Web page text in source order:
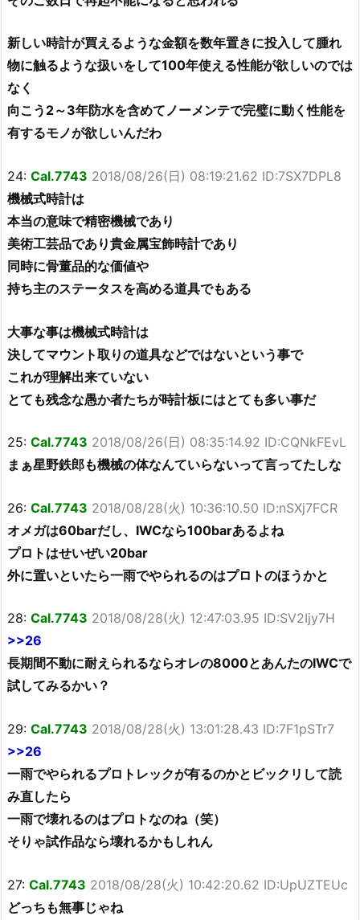
新しい時計が買えるような金額を数年置きに投入して腫れ
物に触るような扱いをして100年使える性能が欲しいのでは
なく
向こう2～3年防水を含めてノーメンテで完璧に動く性能を
有するモノが欲しいんだわ
24: Cal.7743 2018/08/26(日) 08:19:21.62 ID:7SX7DPL8
機械式時計は
本当の意味で精密機械であり
美術工芸品であり貴金属宝飾時計であり
同時に骨董品的な価値や
持ち主のステータスを高める道具でもある
大事な事は機械式時計は
決してマウント取りの道具などではないという事で
これが理解出来ていない
とても残念な愚か者たちが時計板にはとても多い事だ
25: Cal.7743 2018/08/26(日) 08:35:14.92 ID:CQNkFEvL
まぁ星野鉄郎も機械の体なんていらないって言ってたしな
26: Cal.7743 2018/08/28(火) 10:36:10.50 ID:nSXj7FCR
オメガは60barだし、IWCなら100barあるよね
プロトはせいぜい20bar
外に置いといたら一雨でやられるのはプロトのほうかと
28: Cal.7743 2018/08/28(火) 12:47:03.95 ID:SV2Ijy7H
>>26
長期間不動に耐えられるならオレの8000とあんたのIWCで
試してみるかい？
29: Cal.7743 2018/08/28(火) 13:01:28.43 ID:7F1pSTr7
>>26
一雨でやられるプロトレックが有るのかとビックリして読
み直したら
一雨で壊れるのはプロトなのね（笑）
そりゃ試作品なら壊れるかもしれん
27: Cal.7743 2018/08/28(火) 10:42:20.62 ID:UpUZTEUc
どっちも無事じゃね